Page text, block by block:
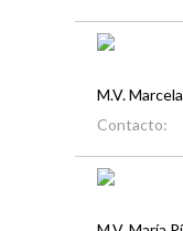
M.V.
Contacto: